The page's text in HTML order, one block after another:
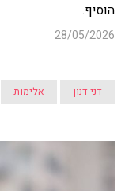
הוסיף.
28/05/2026
דני דנון אלימות